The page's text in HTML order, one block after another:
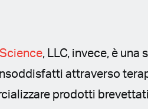
, LLC, invece, è
attraverso
prodotti